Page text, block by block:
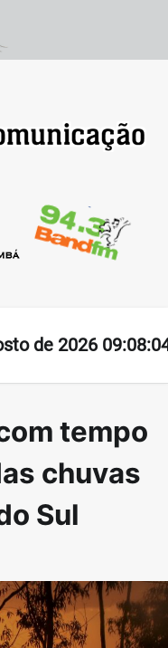
de 2026
tempo
chuvas
Sul